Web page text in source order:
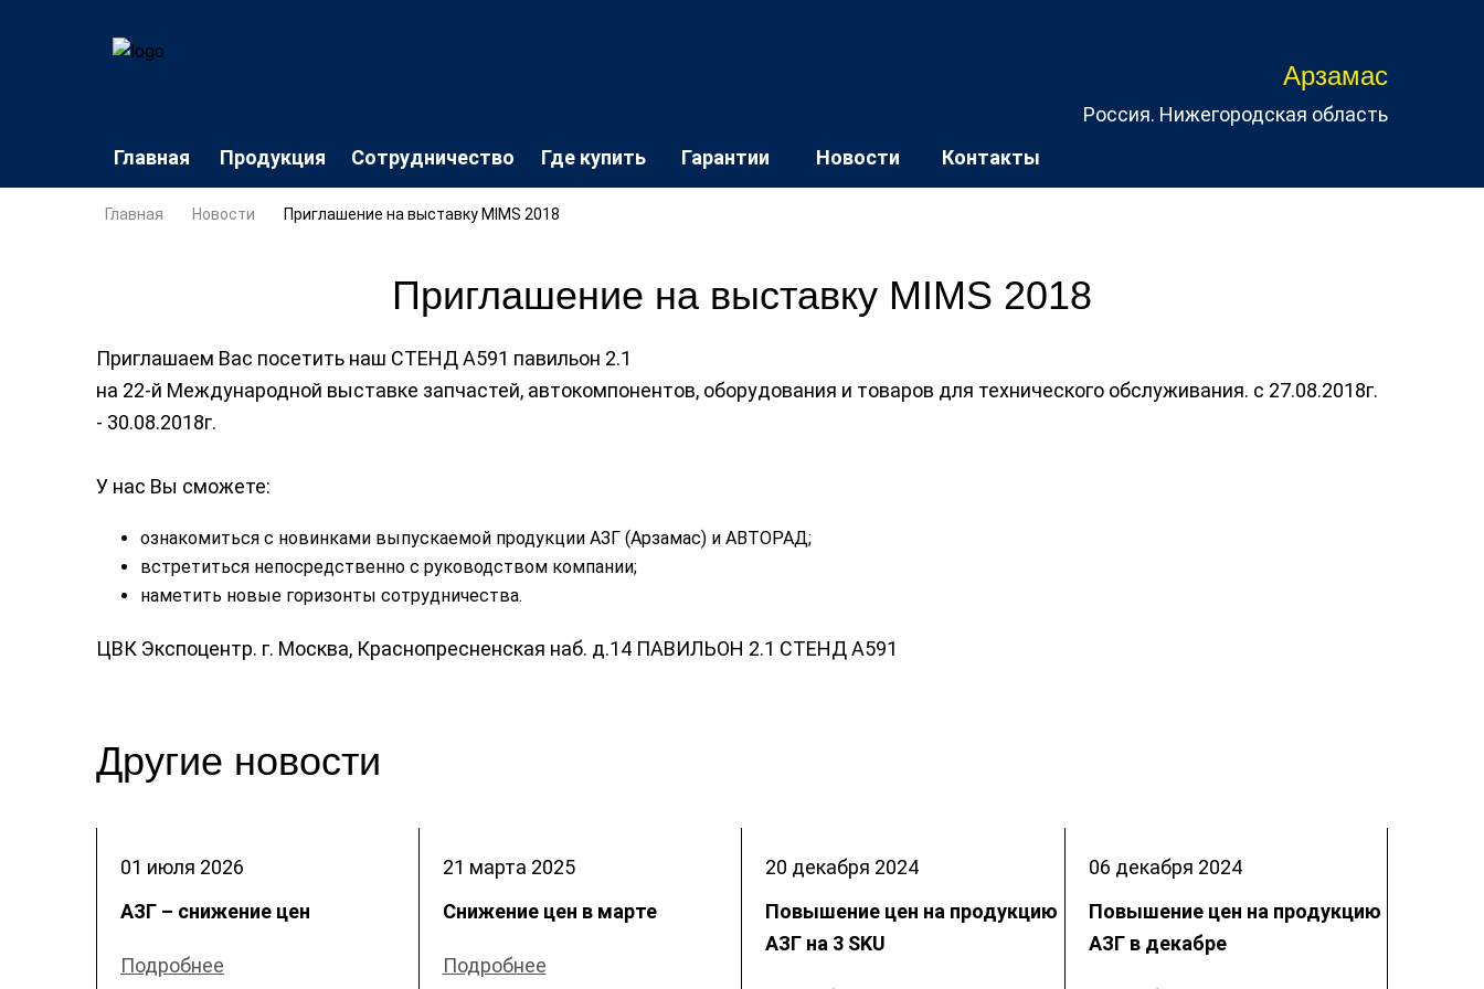
Арзамас
Россия. Нижегородская область
Главная
Продукция Сотрудничество Где купить Гарантии Новости Контакты
Главная Новости Приглашение на выставку MIMS 2018
Приглашение на выставку MIMS 2018
Приглашаем Вас посетить наш СТЕНД А591 павильон 2.1
на 22-й Международной выставке запчастей, автокомпонентов, оборудования и товаров для технического обслуживания. с 27.08.2018г.
- 30.08.2018г.
У нас Вы сможете:
ознакомиться с новинками выпускаемой продукции АЗГ (Арзамас) и АВТОРАД;
встретиться непосредственно с руководством компании;
наметить новые горизонты сотрудничества.
ЦВК Экспоцентр. г. Москва, Краснопресненская наб. д.14 ПАВИЛЬОН 2.1 СТЕНД А591
Другие новости
01 июля 2026
АЗГ – снижение цен
Подробнее
21 марта 2025
Снижение цен в марте
Подробнее
20 декабря 2024
Повышение цен на продукцию
АЗГ на 3 SKU
06 декабря 2024
Повышение цен на продукцию
АЗГ в декабре